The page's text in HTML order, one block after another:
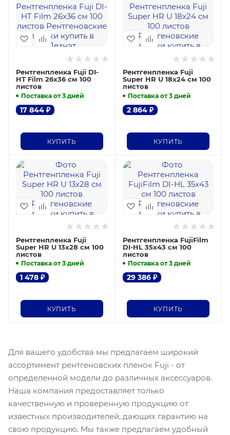
Рентгенпленка Fuji DI-
HT Film 26x36 см 100
листов
Поставка от 3 дней
17 844 ₽
КУПИТЬ
Рентгенпленка Fuji
Super HR U 18x24 см 100
листов
Поставка от 3 дней
2 864₽
КУПИТЬ
Рентгенпленка Fuji
Super HR U 13x28 см 100
листов
Поставка от 3 дней
1 478 ₽
КУПИТЬ
Рентгенпленка FujiFilm
DI-HL 35x43 см 100
листов
Поставка от 3 дней
29 386₽
КУПИТЬ
Для вашего удобства мы предлагаем широкий
ассортимент рентгеновских пленок Fuji - от
определенной модели до различных аксессуаров.
Наша компания предоставляет только
качественную и проверенную продукцию от
известных производителей, дающих гарантию на
свою продукцию. Мы также предлагаем удобный